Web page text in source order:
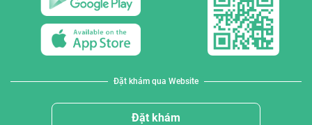
Đặt khám qua Website
Đặt khám